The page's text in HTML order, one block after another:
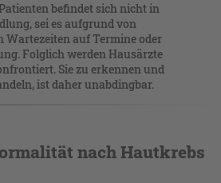
befindet sich nicht in
sei es aufgrund von
Wartezeiten auf Termine oder
Folglich werden Hausärzte
Sie zu erkennen und
ist daher unabdingbar.
nach Hautkrebs